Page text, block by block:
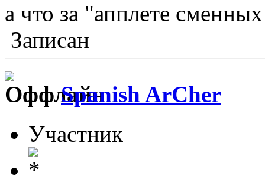
а что за "апплете
Записан
Spanish ArCher
Участник